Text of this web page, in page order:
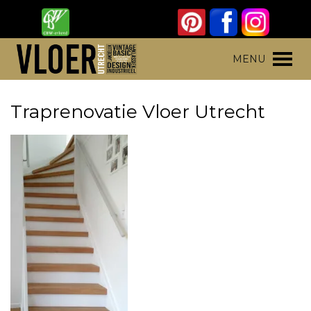
content
MENU
Traprenovatie Vloer Utrecht